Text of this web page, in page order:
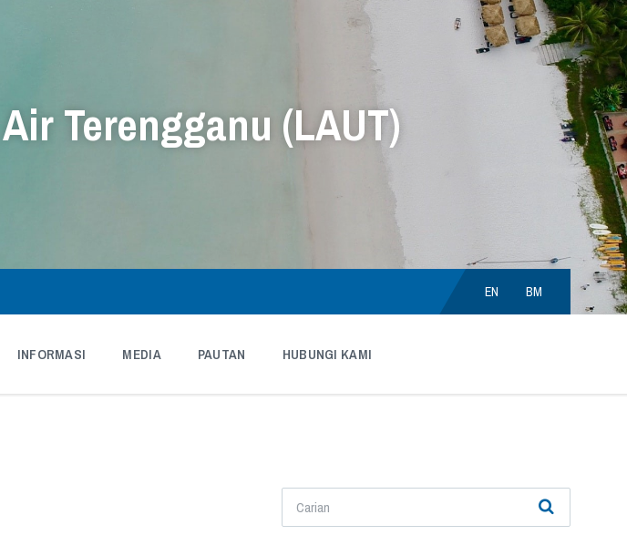
Terengganu (LAUT)
Choose
language:
EN BM
INFORMASI MEDIA PAUTAN HUBUNGI KAMI